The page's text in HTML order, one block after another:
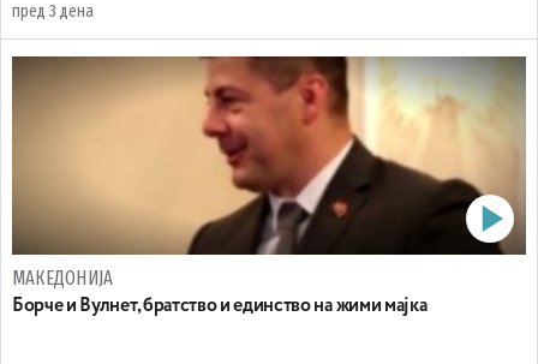
пред 3 дена
МАКЕДОНИЈА
Борче и Вулнет, братство и единство на жими мајка